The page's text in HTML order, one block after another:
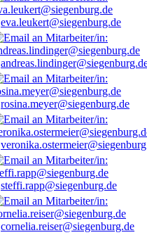
eva.leukert@siegenburg.de
rosina.meyer@siegenburg.de
steffi.rapp@siegenburg.de
cornelia.reiser@siegenburg.de